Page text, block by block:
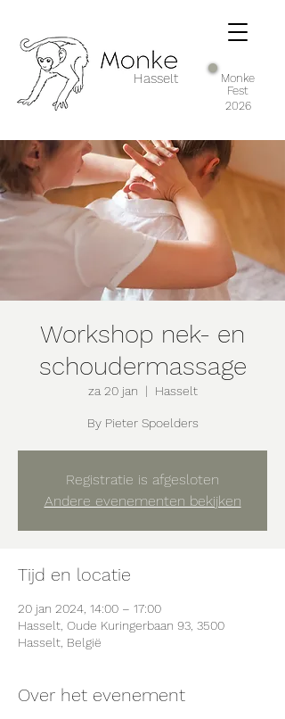
Hasselt
Monke
Fest
2026
Workshop nek- en
schoudermassage
za 20 jan
  |
Hasselt
By Pieter Spoelders
Registratie is afgesloten
Andere evenementen bekijken
Tijd en locatie
20 jan 2024, 14:00 – 17:00
Hasselt, Oude Kuringerbaan 93, 3500
Hasselt, België
Over het evenement